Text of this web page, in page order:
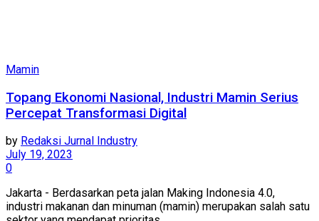
Mamin
Topang Ekonomi Nasional, Industri Mamin Serius
Percepat Transformasi Digital
by Redaksi Jurnal Industry
July 19, 2023
0
Jakarta - Berdasarkan peta jalan Making Indonesia 4.0,
industri makanan dan minuman (mamin) merupakan salah satu